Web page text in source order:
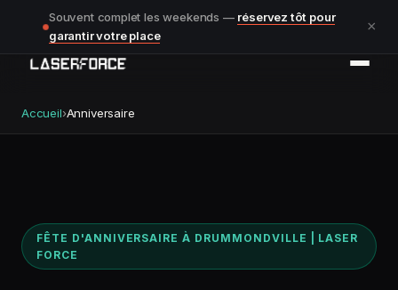
Souvent complet les weekends — réservez tôt pour
garantir votre place
×
Accueil›Anniversaire
FÊTE D'ANNIVERSAIRE À DRUMMONDVILLE | LASER
FORCE